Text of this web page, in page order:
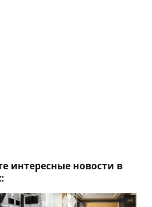
интересные новости в